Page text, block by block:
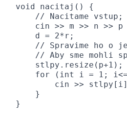
void nacitaj() {
    // Nacitame vstup;
cin >> m >> n >> p
    d = 2*r;
// Spravime ho o
// Aby sme mohli
    stlpy.resize(p+1);
for (int i = 1;
cin >>
    }
}